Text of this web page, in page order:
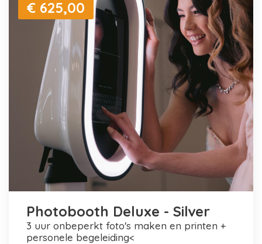
€ 625,00
Photobooth Deluxe - Silver
3 uur onbeperkt foto's maken en printen +
personele begeleiding<